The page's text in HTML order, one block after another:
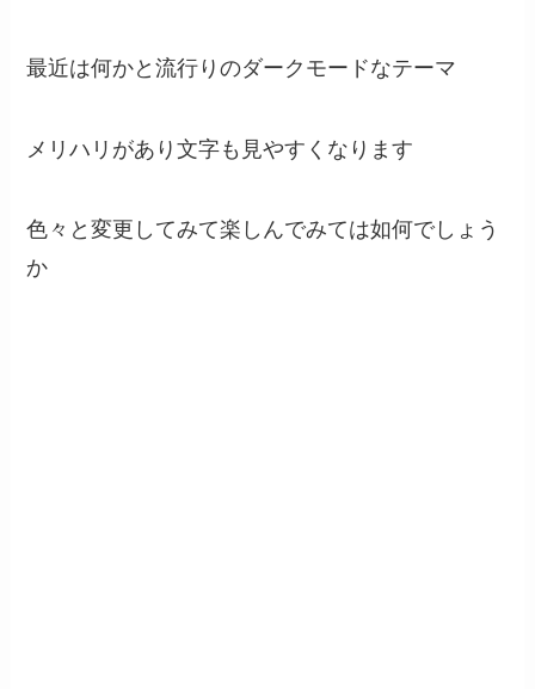
最近は何かと流行りのダークモードなテーマ
メリハリがあり文字も見やすくなります
色々と変更してみて楽しんでみては如何でしょう
か